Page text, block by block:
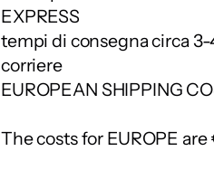
EXPRESS
tempi di consegna circa
corriere
EUROPEAN SHIPPING
The costs for EUROPE